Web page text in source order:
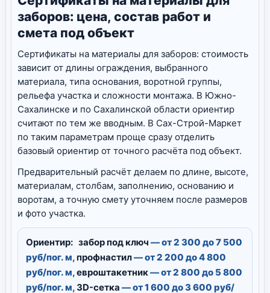
заборов: цена, состав работ и
смета под объект
Сертификаты на материалы для заборов: стоимость
зависит от длины ограждения, выбранного
материала, типа основания, воротной группы,
рельефа участка и сложности монтажа. В Южно-
Сахалинске и по Сахалинской области ориентир
считают по тем же вводным. В Сах-Строй-Маркет
по таким параметрам проще сразу отделить
базовый ориентир от точного расчёта под объект.
Предварительный расчёт делаем по длине, высоте,
материалам, столбам, заполнению, основанию и
воротам, а точную смету уточняем после размеров
и фото участка.
Ориентир: забор под ключ — от 2 300 до 7 500
руб/пог. м,профнастил— от 2 200 до 4 800
руб/пог. м,евроштакетник— от 2 800 до 5 800
руб/пог. м, 3D-сетка — от 1 600 до 3 600 руб/